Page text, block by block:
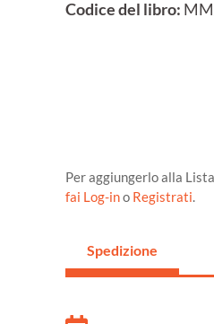
Codice del libro:
Per aggiungerlo alla
fai Log-ino Registrati.
Spedizione